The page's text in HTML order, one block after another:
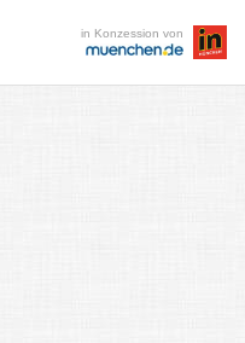
in Konzession von